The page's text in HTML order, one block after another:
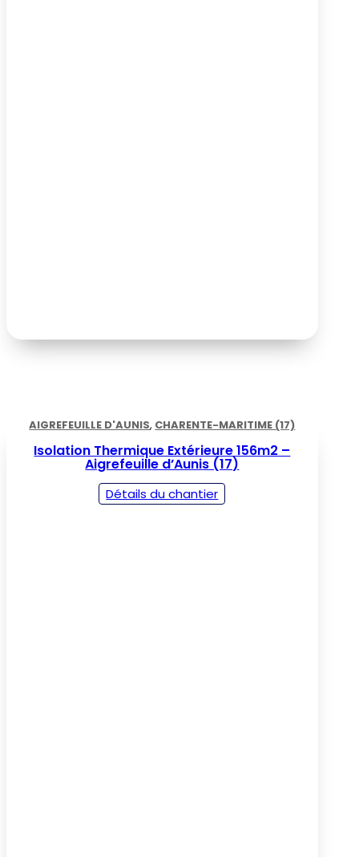
AIGREFEUILLE D'AUNIS, CHARENTE-MARITIME (17)
Isolation Thermique Extérieure 156m2 –
Aigrefeuille d’Aunis (17)
Détails du chantier